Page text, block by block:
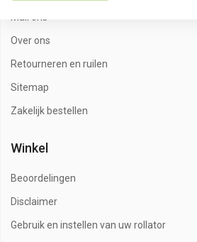
Mail ons
Over ons
Retourneren en ruilen
Sitemap
Zakelijk bestellen
Winkel
Beoordelingen
Disclaimer
Gebruik en instellen van uw rollator